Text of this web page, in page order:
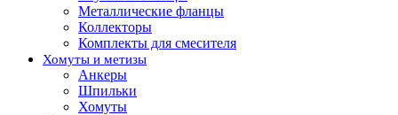
Металлические фланцы
Коллекторы
Комплекты для смесителя
Хомуты и метизы
Анкеры
Шпильки
Хомуты